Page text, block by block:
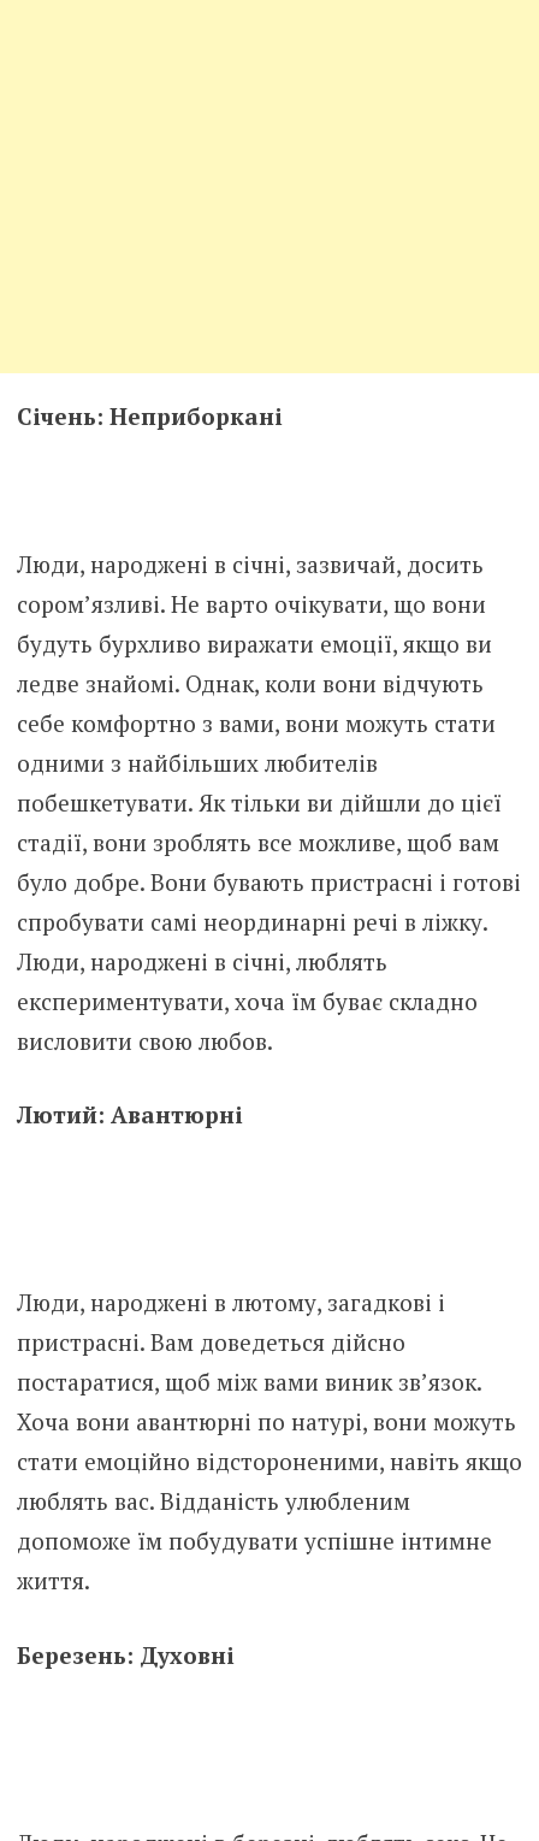
Січень: Неприборкані
Люди, народжені в січні, зазвичай, досить
сором’язливі. Не варто очікувати, що вони
будуть бурхливо виражати емоції, якщо ви
ледве знайомі. Однак, коли вони відчують
себе комфортно з вами, вони можуть стати
одними з найбільших любителів
побешкетувати. Як тільки ви дійшли до цієї
стадії, вони зроблять все можливе, щоб вам
було добре. Вони бувають пристрасні і готові
спробувати самі неординарні речі в ліжку.
Люди, народжені в січні, люблять
експериментувати, хоча їм буває складно
висловити свою любов.
Лютий: Авантюрні
Люди, народжені в лютому, загадкові і
пристрасні. Вам доведеться дійсно
постаратися, щоб між вами виник зв’язок.
Хоча вони авантюрні по натурі, вони можуть
стати емоційно відстороненими, навіть якщо
люблять вас. Відданість улюбленим
допоможе їм побудувати успішне інтимне
життя.
Березень: Духовні